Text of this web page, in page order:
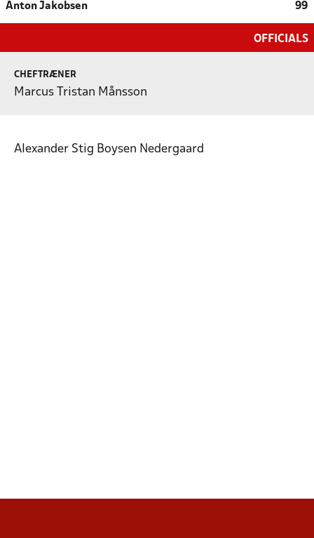
Anton Jakobsen 99
OFFICIALS
CHEFTRÆNER
Marcus Tristan Månsson
Alexander Stig Boysen Nedergaard